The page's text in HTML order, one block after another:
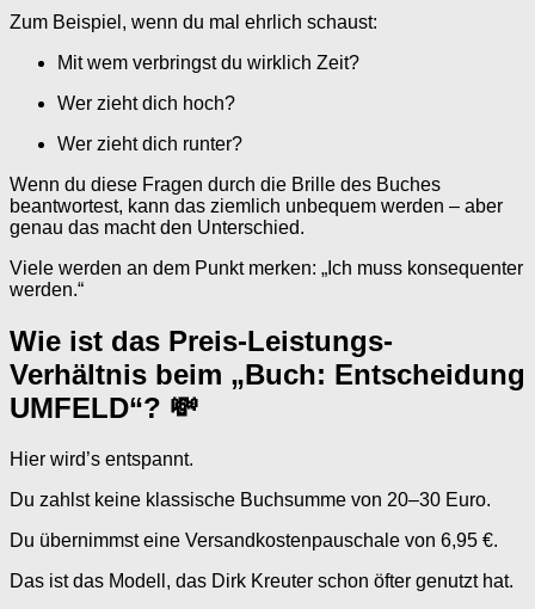
Zum Beispiel, wenn du mal ehrlich schaust:
Mit wem verbringst du wirklich Zeit?
Wer zieht dich hoch?
Wer zieht dich runter?
Wenn du diese Fragen durch die Brille des Buches
beantwortest, kann das ziemlich unbequem werden – aber
genau das macht den Unterschied.
Viele werden an dem Punkt merken: „Ich muss konsequenter
werden.“
Wie ist das Preis-Leistungs-
Verhältnis beim „Buch: Entscheidung
UMFELD“? 💸
Hier wird’s entspannt.
Du zahlst keine klassische Buchsumme von 20–30 Euro.
Du übernimmst eine Versandkostenpauschale von 6,95 €.
Das ist das Modell, das Dirk Kreuter schon öfter genutzt hat.